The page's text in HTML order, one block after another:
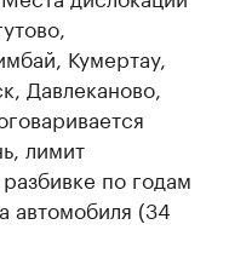
Кумертау,
Давлеканово,
лимит
по годам
автомобиля (34